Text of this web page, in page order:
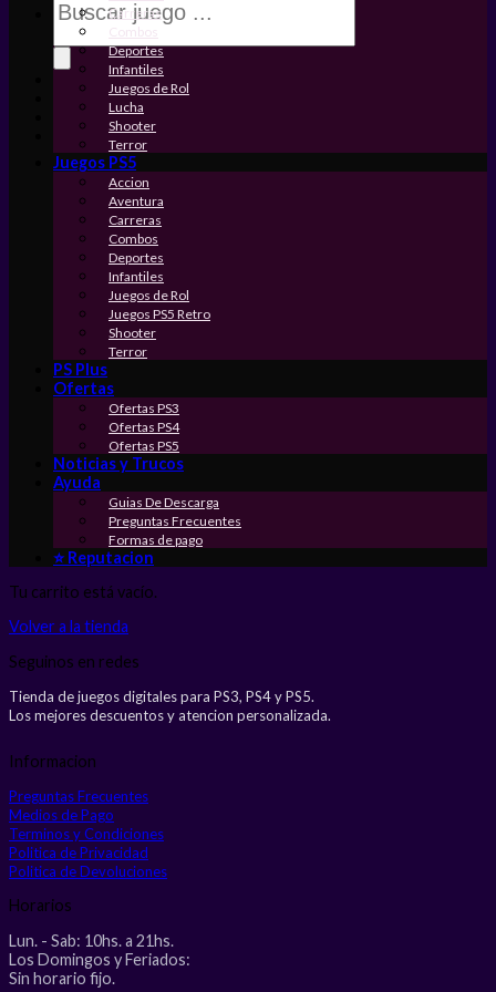
de
productos
Carreras
Combos
Deportes
Infantiles
Juegos de Rol
Lucha
Shooter
Terror
Juegos PS5
Accion
Aventura
Carreras
Combos
Deportes
Infantiles
Juegos de Rol
Juegos PS5 Retro
Shooter
Terror
PS Plus
Ofertas
Ofertas PS3
Ofertas PS4
Ofertas PS5
Noticias y Trucos
Ayuda
Guias De Descarga
Preguntas Frecuentes
Formas de pago
⭐ Reputacion
Tu carrito está vacío.
Volver a la tienda
Seguinos en redes
Tienda de juegos digitales para PS3, PS4 y PS5.
Los mejores descuentos y atencion personalizada.
Informacion
Preguntas Frecuentes
Medios de Pago
Terminos y Condiciones
Politica de Privacidad
Politica de Devoluciones
Horarios
Lun. - Sab: 10hs. a 21hs.
Los Domingos y Feriados:
Sin horario fijo.